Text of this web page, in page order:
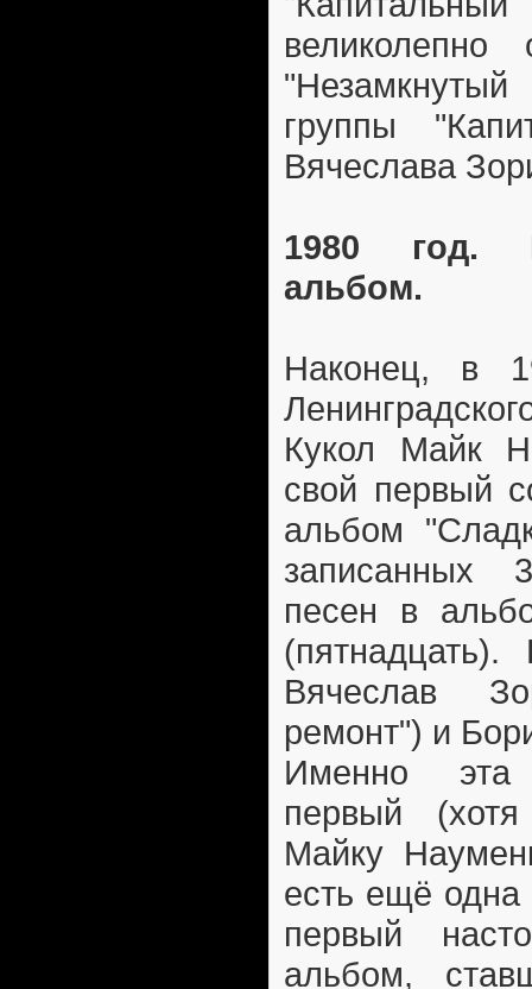
группы
Вячеслава
1980 год.
альбом.
Наконец, в
Кукол Майк
свой первый
альбом
записанных
песен в
Вячеслав
ремонт") и
Именно эта
первый
Майку
есть ещё одна
первый
альбом,